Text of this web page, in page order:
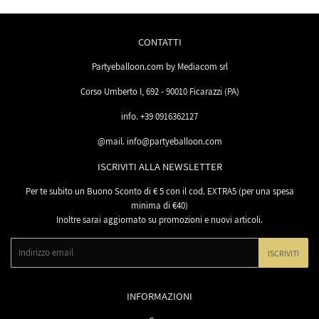
CONTATTI
Partyeballoon.com by Mediacom srl
Corso Umberto I, 692 - 90010 Ficarazzi (PA)
info. +39 0916362127
@mail. info@partyeballoon.com
ISCRIVITI ALLA NEWSLETTER
Per te subito un Buono Sconto di € 5 con il cod. EXTRA5 (per una spesa
minima di €40)
Inoltre sarai aggiornato su promozioni e nuovi articoli.
Email
ISCRIVITI
INFORMAZIONI